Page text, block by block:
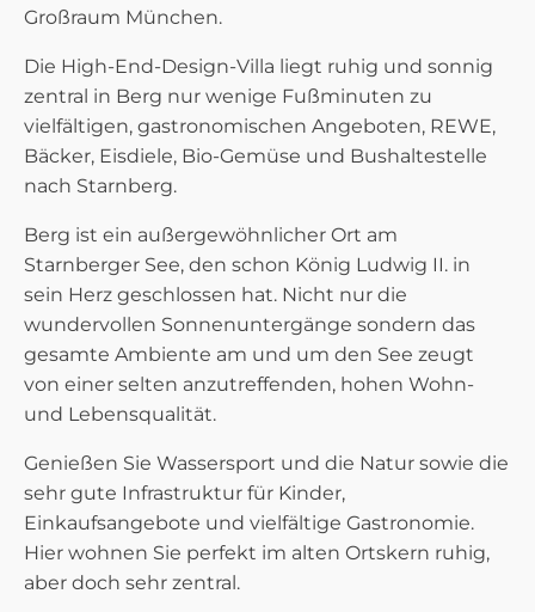
Großraum München.
Die High-End-Design-Villa liegt ruhig und sonnig
zentral in Berg nur wenige Fußminuten zu
vielfältigen, gastronomischen Angeboten, REWE,
Bäcker, Eisdiele, Bio-Gemüse und Bushaltestelle
nach Starnberg.
Berg ist ein außergewöhnlicher Ort am
Starnberger See, den schon König Ludwig II. in
sein Herz geschlossen hat. Nicht nur die
wundervollen Sonnenuntergänge sondern das
gesamte Ambiente am und um den See zeugt
von einer selten anzutreffenden, hohen Wohn-
und Lebensqualität.
Genießen Sie Wassersport und die Natur sowie die
sehr gute Infrastruktur für Kinder,
Einkaufsangebote und vielfältige Gastronomie.
Hier wohnen Sie perfekt im alten Ortskern ruhig,
aber doch sehr zentral.